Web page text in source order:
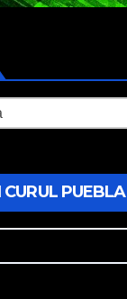
PUEBLA